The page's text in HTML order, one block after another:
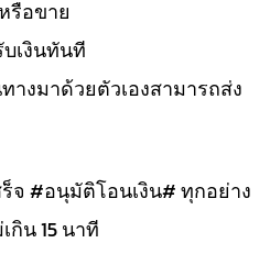
รือขาย
เงินทันที
างมาด้วยตัวเองสามารถส่ง
จ #อนุมัติโอนเงิน# ทุกอย่าง
กิน 15 นาที